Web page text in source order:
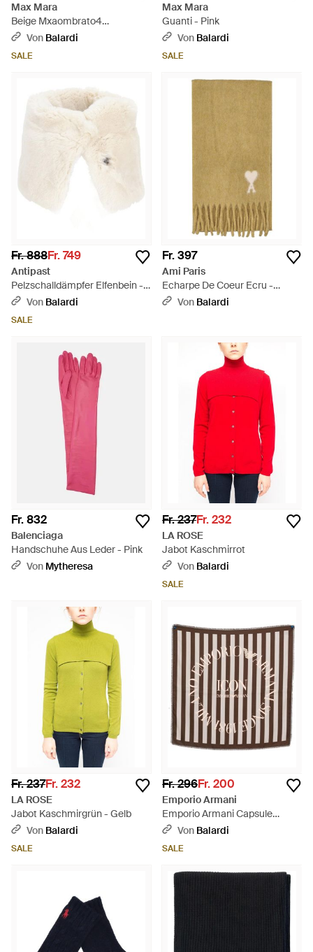
Max Mara
Beige Mxaombrato4
Handschuhe - Weiß
Von Balardi
SALE
Max Mara
Guanti - Pink
Von Balardi
SALE
Fr. 888Fr. 749
Antipast
Pelzschalldämpfer Elfenbein -
WeißVon Balardi
SALE
Fr. 397
Ami Paris
Echarpe De Coeur Ecru -
Mehrfarbig
Von Balardi
Fr. 832
Balenciaga
Handschuhe Aus Leder - Pink
Von Mytheresa
Fr. 237Fr. 232
LA ROSE
Jabot Kaschmirrot
Von Balardi
SALE
Fr. 237Fr. 232
LA ROSE
Jabot Kaschmirgrün - Gelb
Von Balardi
SALE
Fr. 296Fr. 200
Emporio Armani
Emporio Armani Capsule
Vorgestreiftes Seidenfoulard -
Von Balardi
SALE